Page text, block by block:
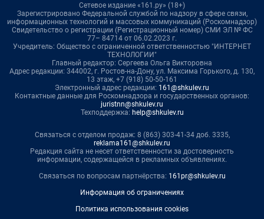
Сетевое издание «161.ру» (18+)
Зарегистрировано Федеральной службой по надзору в сфере связи,
информационных технологий и массовых коммуникаций (Роскомнадзор)
Свидетельство о регистрации (Регистрационный номер) СМИ ЭЛ № ФС
77– 84714 от 06.02.2023 г.
Учредитель: Общество с ограниченной ответственностью "ИНТЕРНЕТ
ТЕХНОЛОГИИ"
Главный редактор: Сергеева Ольга Викторовна
Адрес редакции: 344002, г. Ростов-на-Дону, ул. Максима Горького, д. 130,
13 этаж, +7 (918) 50-50-161
Электронный адрес редакции: 161@shkulev.ru
Контактные данные для Роскомнадзора и государственных органов:
juristnn@shkulev.ru
Техподдержка: help@shkulev.ru
Связаться с отделом продаж: 8 (863) 303-41-34 доб. 3335,
reklama161@shkulev.ru
Редакция сайта не несет ответственности за достоверность
информации, содержащейся в рекламных объявлениях.
Связаться по вопросам партнёрства: 161pr@shkulev.ru
Информация об ограничениях
Политика использования cookies